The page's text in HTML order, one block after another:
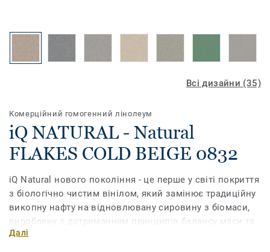
Всі дизайни (35)
Комерційний гомогенний лінолеум
iQ NATURAL - Natural
FLAKES COLD BEIGE 0832
iQ Natural нового покоління - це перше у світі покриття
з біологічно чистим вінілом, який замінює традиційну
викопну нафту на відновлювану сировину з біомаси,
вироблену з дотриманням принципів балансу маси та
сертифіковану незалежними аудиторами.
Далі